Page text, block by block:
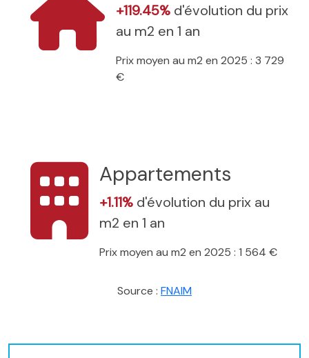
+119.45% d'évolution du prix
au m2 en 1 an
Prix moyen au m2 en 2025 : 3 729
€
Appartements
+1.11% d'évolution du prix au
m2 en 1 an
Prix moyen au m2 en 2025 : 1 564 €
Source : FNAIM